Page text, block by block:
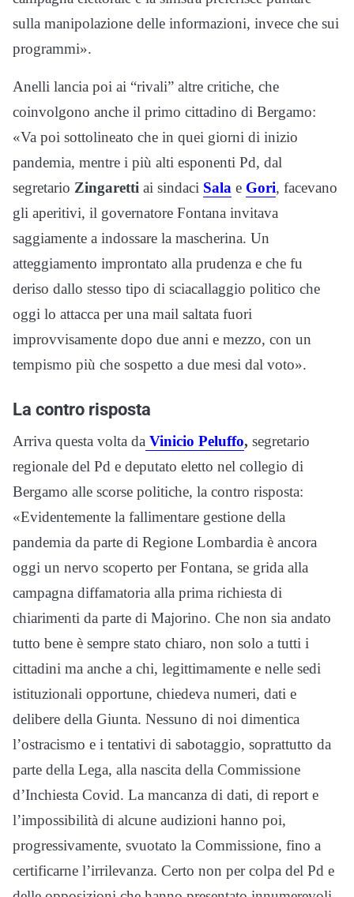
sulla manipolazione delle informazioni, invece che sui
programmi».
Anelli lancia poi ai “rivali” altre critiche, che
coinvolgono anche il primo cittadino di Bergamo:
«Va poi sottolineato che in quei giorni di inizio
pandemia, mentre i più alti esponenti Pd, dal
segretario Zingaretti ai sindaci Sala e Gori, facevano
gli aperitivi, il governatore Fontana invitava
saggiamente a indossare la mascherina. Un
atteggiamento improntato alla prudenza e che fu
deriso dallo stesso tipo di sciacallaggio politico che
oggi lo attacca per una mail saltata fuori
improvvisamente dopo due anni e mezzo, con un
tempismo più che sospetto a due mesi dal voto».
La contro risposta
Arriva questa volta da Vinicio Peluffo, segretario
regionale del Pd e deputato eletto nel collegio di
Bergamo alle scorse politiche, la contro risposta:
«Evidentemente la fallimentare gestione della
pandemia da parte di Regione Lombardia è ancora
oggi un nervo scoperto per Fontana, se grida alla
campagna diffamatoria alla prima richiesta di
chiarimenti da parte di Majorino. Che non sia andato
tutto bene è sempre stato chiaro, non solo a tutti i
cittadini ma anche a chi, legittimamente e nelle sedi
istituzionali opportune, chiedeva numeri, dati e
delibere della Giunta. Nessuno di noi dimentica
l’ostracismo e i tentativi di sabotaggio, soprattutto da
parte della Lega, alla nascita della Commissione
d’Inchiesta Covid. La mancanza di dati, di report e
l’impossibilità di alcune audizioni hanno poi,
progressivamente, svuotato la Commissione, fino a
certificarne l’irrilevanza. Certo non per colpa del Pd e